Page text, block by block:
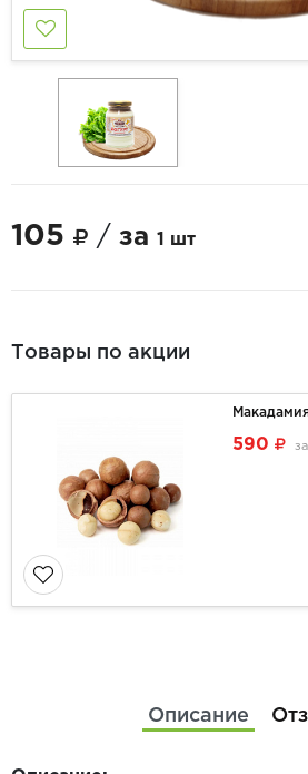
105 / за 1 шт
Товары по акции
590 за
Описание